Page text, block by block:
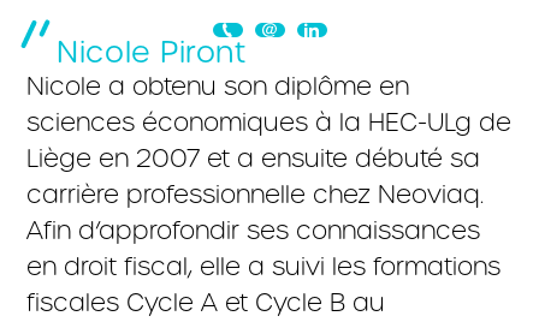
Nicole Piront
Nicole a obtenu son diplôme en
sciences économiques à la HEC-ULg de
Liège en 2007 et a ensuite débuté sa
carrière professionnelle chez Neoviaq.
Afin d’approfondir ses connaissances
en droit fiscal, elle a suivi les formations
fiscales Cycle A et Cycle B au